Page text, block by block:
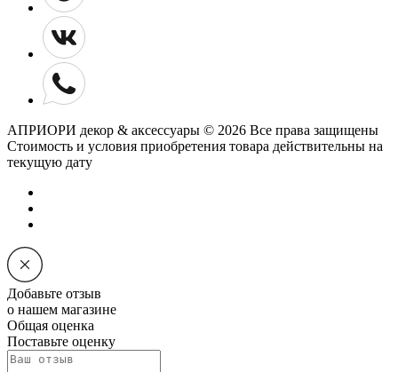
АПРИОРИ декор & аксессуары © 2026 Все права защищены
Cтоимость и условия приобретения товара действительны на
текущую дату
Добавьте отзыв
о нашем магазине
Общая оценка
Поставьте оценку